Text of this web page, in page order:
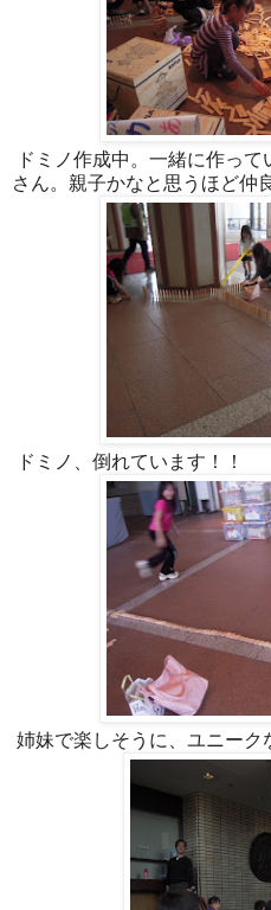
ドミノ作成中。一緒に作っ
さん。親子かなと思うほど仲
ドミノ、倒れています！！
姉妹で楽しそうに、ユニーク